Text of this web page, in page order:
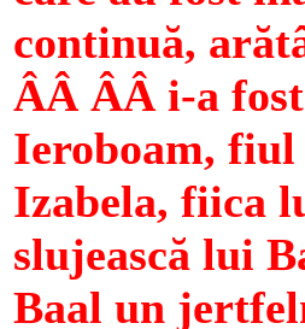
continuă,
ÂÂ ÂÂ i-a
Ieroboam, fiul
Izabela, fiica
slujească lui
Baal un